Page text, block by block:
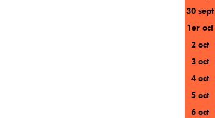
30 sept
1er oct
2 oct
3 oct
4 oct
5 oct
6 oct